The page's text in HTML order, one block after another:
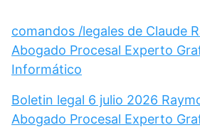
comandos /legales de Claude
Abogado Procesal Experto
Informático
Boletin legal 6 julio 2026
Abogado Procesal Experto